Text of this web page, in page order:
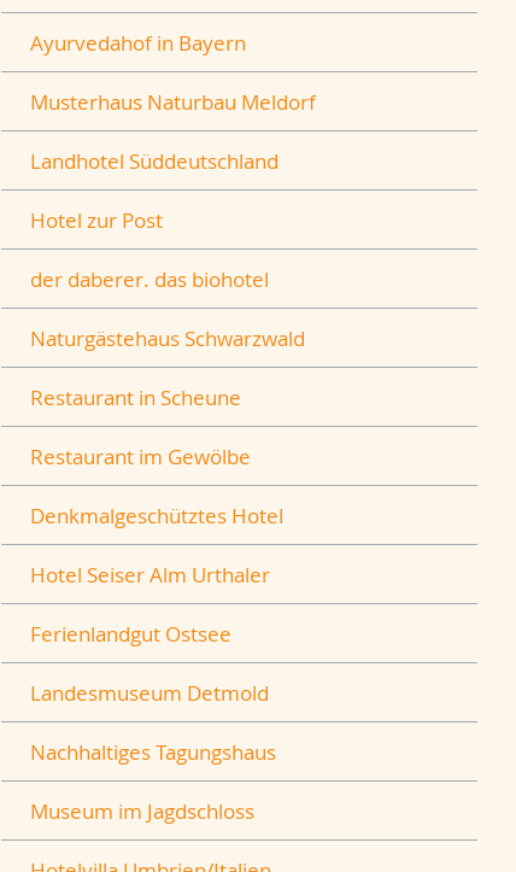
Ayurvedahof in Bayern
Musterhaus Naturbau Meldorf
Landhotel Süddeutschland
Hotel zur Post
der daberer. das biohotel
Naturgästehaus Schwarzwald
Restaurant in Scheune
Restaurant im Gewölbe
Denkmalgeschütztes Hotel
Hotel Seiser Alm Urthaler
Ferienlandgut Ostsee
Landesmuseum Detmold
Nachhaltiges Tagungshaus
Museum im Jagdschloss